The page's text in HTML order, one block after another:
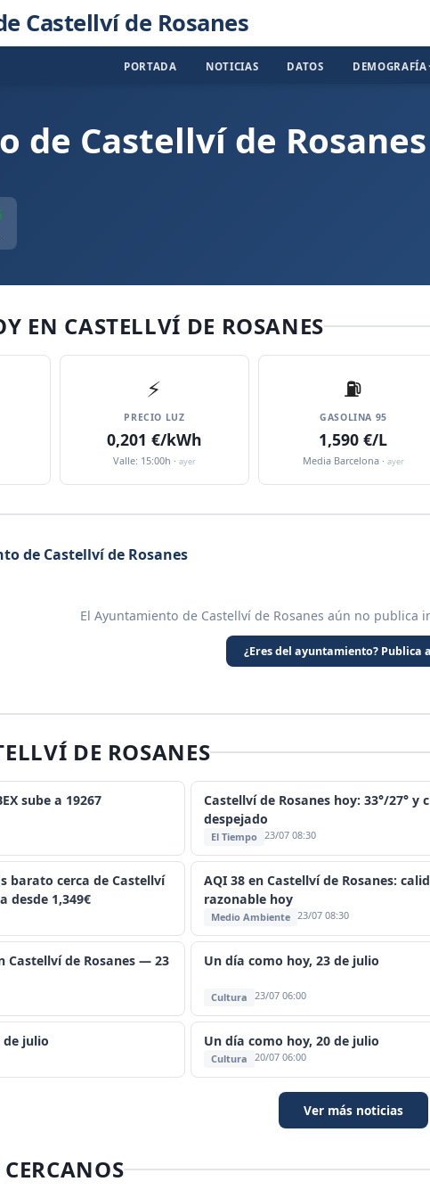
Castellví de Rosanes
PORTADA NOTICIAS DATOS DEMOGRAFÍA
de Castellví de Rosanes
EN CASTELLVÍ DE ROSANES
⚡
PRECIO LUZ
0,201 €/kWh
Valle: 15:00h · ayer
⛽️
GASOLINA 95
1,590 €/L
Media Barcelona · ayer
de Castellví de Rosanes
El Ayuntamiento de Castellví de Rosanes aún no publica
¿Eres del ayuntamiento? Publica
DE ROSANES
sube a 19267
Castellví de Rosanes hoy: 33°/27° y
despejado
El Tiempo 23/07 08:30
barato cerca de Castellví
desde 1,349€
AQI 38 en Castellví de Rosanes:
razonable hoy
Medio Ambiente 23/07 08:30
Castellví de Rosanes — 23
Un día como hoy, 23 de julio
Cultura 23/07 06:00
de julio Un día como hoy, 20 de julio
Cultura 20/07 06:00
Ver más noticias